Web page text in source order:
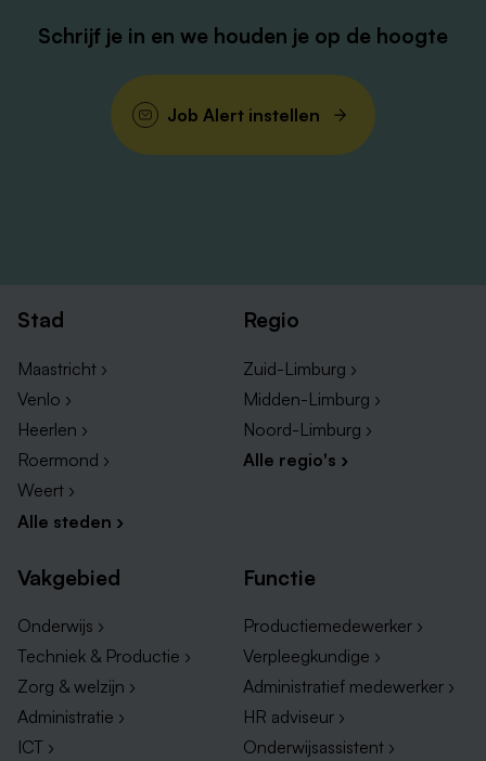
Schrijf je in en we houden je op de hoogte
Job Alert instellen
Stad
Maastricht ›
Venlo ›
Heerlen ›
Roermond ›
Weert ›
Alle steden ›
Regio
Zuid-Limburg ›
Midden-Limburg ›
Noord-Limburg ›
Alle regio's ›
Vakgebied
Onderwijs ›
Techniek & Productie ›
Zorg & welzijn ›
Administratie ›
ICT ›
Functie
Productiemedewerker ›
Verpleegkundige ›
Administratief medewerker ›
HR adviseur ›
Onderwijsassistent ›